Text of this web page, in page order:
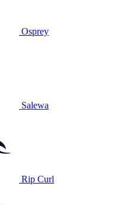
Osprey
Salewa
Rip Curl